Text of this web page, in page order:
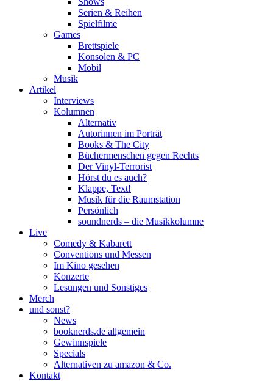
Serien & Reihen
Spielfilme
Games
Brettspiele
Konsolen & PC
Mobil
Musik
Artikel
Interviews
Kolumnen
Alternativ
Autorinnen im Porträt
Books & The City
Büchermenschen gegen Rechts
Der Vinyl-Terrorist
Hörst du es auch?
Klappe, Text!
Musik für die Raumstation
Persönlich
soundnerds – die Musikkolumne
Live
Comedy & Kabarett
Conventions und Messen
Im Kino gesehen
Konzerte
Lesungen und Sonstiges
Merch
und sonst?
News
booknerds.de allgemein
Gewinnspiele
Specials
Alternativen zu amazon & Co.
Kontakt